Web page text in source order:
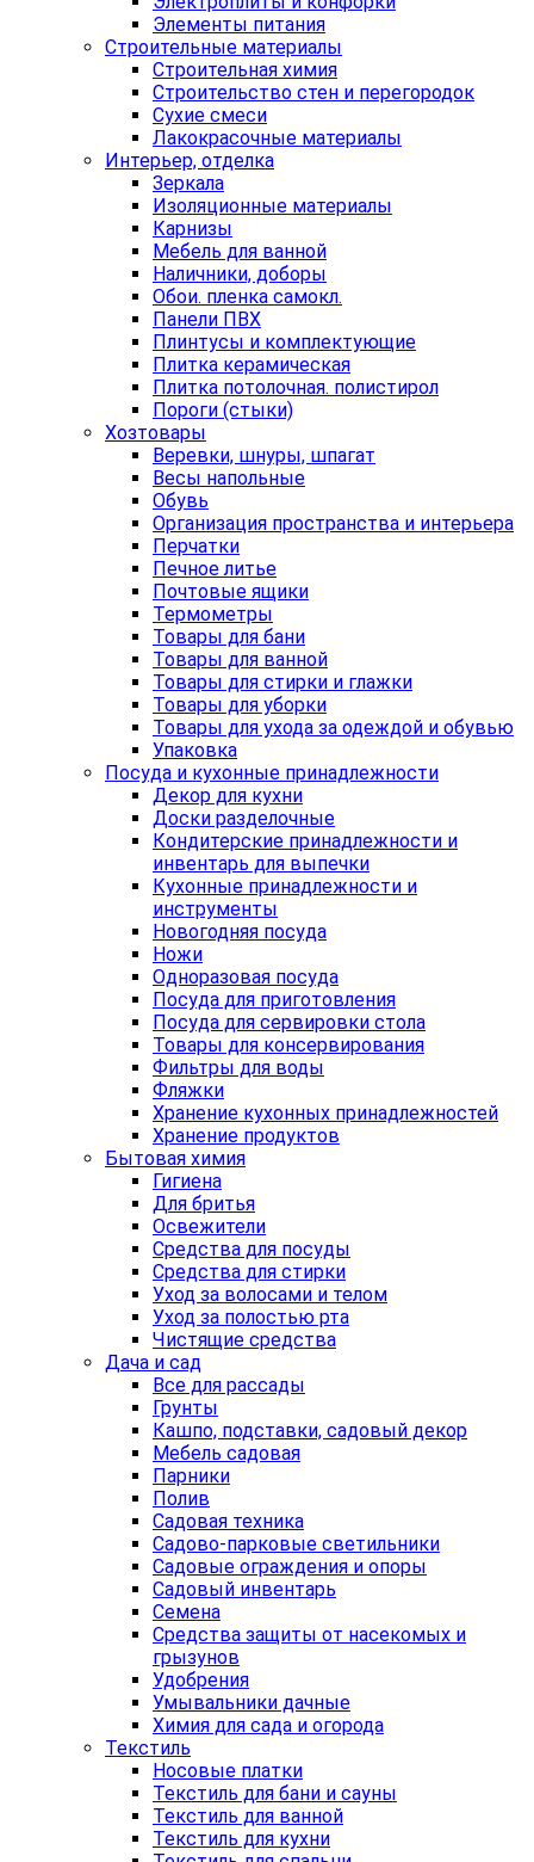
Элементы питания
Строительные материалы
Строительная химия
Строительство стен и перегородок
Сухие смеси
Лакокрасочные материалы
Интерьер, отделка
Зеркала
Изоляционные материалы
Карнизы
Мебель для ванной
Наличники, доборы
Обои. пленка самокл.
Панели ПВХ
Плинтусы и комплектующие
Плитка керамическая
Плитка потолочная. полистирол
Пороги (стыки)
Хозтовары
Веревки, шнуры, шпагат
Весы напольные
Обувь
Организация пространства и интерьера
Перчатки
Печное литье
Почтовые ящики
Термометры
Товары для бани
Товары для ванной
Товары для стирки и глажки
Товары для уборки
Товары для ухода за одеждой и обувью
Упаковка
Посуда и кухонные принадлежности
Декор для кухни
Доски разделочные
Кондитерские принадлежности и
инвентарь для выпечки
Кухонные принадлежности и
инструменты
Новогодняя посуда
Ножи
Одноразовая посуда
Посуда для приготовления
Посуда для сервировки стола
Товары для консервирования
Фильтры для воды
Фляжки
Хранение кухонных принадлежностей
Хранение продуктов
Бытовая химия
Гигиена
Для бритья
Освежители
Средства для посуды
Средства для стирки
Уход за волосами и телом
Уход за полостью рта
Чистящие средства
Дача и сад
Все для рассады
Грунты
Кашпо, подставки, садовый декор
Мебель садовая
Парники
Полив
Садовая техника
Садово-парковые светильники
Садовые ограждения и опоры
Садовый инвентарь
Семена
Средства защиты от насекомых и
грызунов
Удобрения
Умывальники дачные
Химия для сада и огорода
Текстиль
Носовые платки
Текстиль для бани и сауны
Текстиль для ванной
Текстиль для кухни